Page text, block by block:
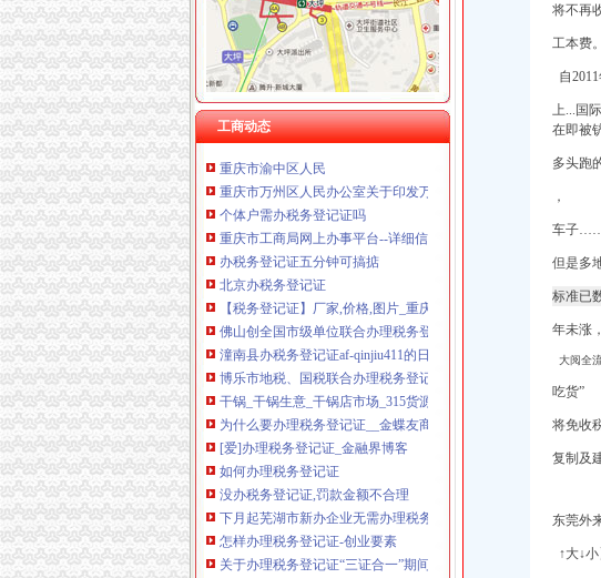
重庆佳技维科技发展有限公司 渝南100万 （进出口权）
重庆福安药业集团凯斯特医药有限公司 渝新100万 （进出口权）
工商动态
重庆蓝黛动力动机械股份有限公司关于公司及子公司营业执照、组
如何办理税务登记证__金蝶友商网
什么况下需要办理税务登记证_百度经验
如何办理税务登记证-四川省人民网站
重庆亿源财税代理记账公司教你办理银行对公账户-商网
重庆市渝中区人民
重庆市万州区人民办公室关于印发万州区实施创新驱动发展战略
个体户需办税务登记证吗
重庆市工商局网上办事平台--详细信息
办税务登记证五分钟可搞掂
北京办税务登记证
【税务登记证】厂家,价格,图片_重庆润麒商贸有限公司_必途网
佛山创全国市级单位联合办理税务登记证
潼南县办税务登记证af-qinjiu411的日志-网易博客
博乐市地税、国税联合办理税务登记证
干锅_干锅生意_干锅店市场_315货源网
为什么要办理税务登记证__金蝶友商网
[爱]办理税务登记证_金融界博客
如何办理税务登记证
没办税务登记证,罚款金额不合理
下月起芜湖市新办企业无需办理税务登记证-安徽新闻-中安在线
怎样办理税务登记证-创业要素
关于办理税务登记证“三证合一”期间涉税业务的通知-东北大学新
三证合一后新办个体还需要到税务机关办理税务登记证吗？
将不再
工本费。
自
上...国
在即被
多头跑
，
车子
但是多
标准已
年未涨，
大阅全
吃货”
将免收
复制及
东莞外
↑大↓